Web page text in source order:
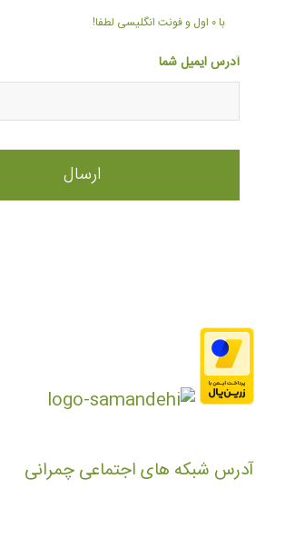
با ۰ اول و فونت انگلیسی لطفا!
آدرس ایمیل شما
آدرس شبکه های اجتماعی چمرانی